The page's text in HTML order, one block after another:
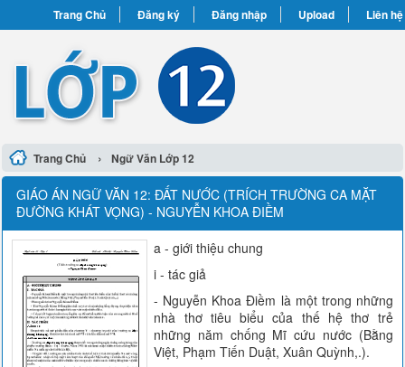
Trang Chủ Đăng ký Đăng nhập Upload Liên hệ
Trang Chủ › Ngữ Văn Lớp 12
GIÁO ÁN NGỮ VĂN 12: ĐẤT NƯỚC (TRÍCH TRƯỜNG CA MẶT
ĐƯỜNG KHÁT VỌNG) - NGUYỄN KHOA ĐIỀM
a - giới thiệu chung
i - tác giả
- Nguyễn Khoa Điềm là một trong những
nhà thơ tiêu biểu của thế hệ thơ trẻ
những năm chống Mĩ cứu nước (Bằng
Việt, Phạm Tiến Duật, Xuân Quỳnh,.).